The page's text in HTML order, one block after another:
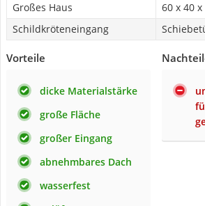
Großes Haus
60 x 40 x
Schildkröteneingang
Vorteile
dicke Materialstärke
große Fläche
großer Eingang
abnehmbares Dach
wasserfest